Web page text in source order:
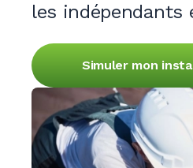
les indépendants
Simuler mon